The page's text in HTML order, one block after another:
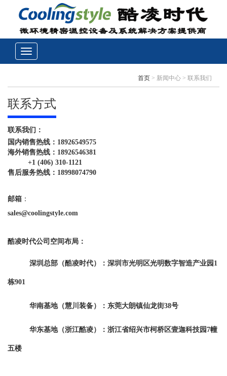
首页 > 新闻中心 > 联系我们
联系方式
联系我们：
国内销售热线：18926549575
海外销售热线：18926546381
+1 (406) 310-1121
售后服务热线：18998074790
邮箱 ：
sales@coolingstyle.com
酷凌时代公司空间布局：
深圳总部（酷凌时代）：深圳市光明区光明数字智造产业园1
栋901
华南基地（慧川装备）：东莞大朗镇仙龙街38号
华东基地（浙江酷凌）：浙江省绍兴市柯桥区壹迦科技园7幢
五楼